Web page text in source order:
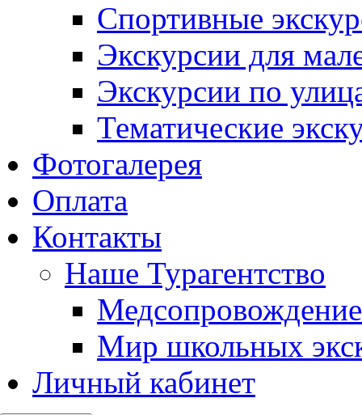
Спортивные
Экскурсии для
Экскурсии по
Тематические
Фотогалерея
Оплата
Контакты
Наше Турагентство
Медсопровождение
Мир школьных
Личный кабинет